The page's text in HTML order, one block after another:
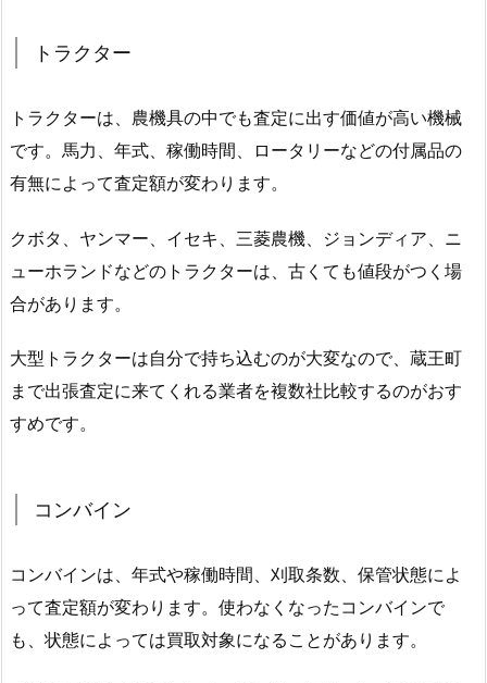
トラクター
トラクターは、農機具の中でも査定に出す価値が高い機械
です。馬力、年式、稼働時間、ロータリーなどの付属品の
有無によって査定額が変わります。
クボタ、ヤンマー、イセキ、三菱農機、ジョンディア、ニ
ューホランドなどのトラクターは、古くても値段がつく場
合があります。
大型トラクターは自分で持ち込むのが大変なので、蔵王町
まで出張査定に来てくれる業者を複数社比較するのがおす
すめです。
コンバイン
コンバインは、年式や稼働時間、刈取条数、保管状態によ
って査定額が変わります。使わなくなったコンバインで
も、状態によっては買取対象になることがあります。